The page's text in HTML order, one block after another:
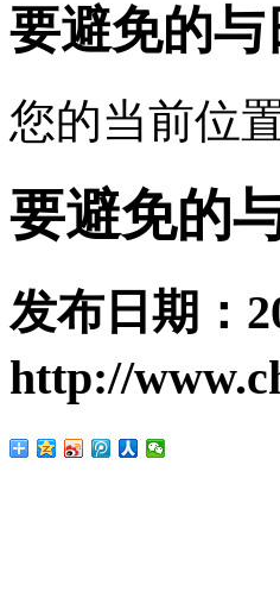
要避免的
您的当前位
要避免的
发布日期：
http://